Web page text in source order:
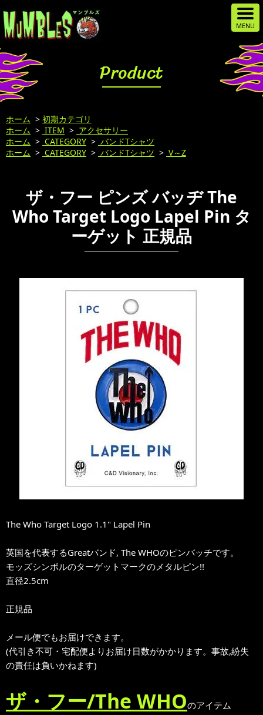
Product
ホーム > 初期カテゴリ
ホーム > ITEM > アクセサリー
ホーム > CATEGORY > バンドTシャツ
ホーム > CATEGORY > バンドTシャツ > V～Z
ザ・フー ピンズ バッヂ The
Who Target Logo Lapel Pin タ
ーゲット 正規品
The Who Target Logo 1.1" Lapel Pin
英国を代表するGreatバンド, The WHOのピンバッチです。
モッズシンボルのターゲットマークのメタルピン!!
直径2.5cm
正規品
メール便でもお届けできます。
(代引き不可・宅配便よりお届け日数がかかります。事故,紛失
の責任は負いかねます)
ザ・フー/The WHOのアイテム